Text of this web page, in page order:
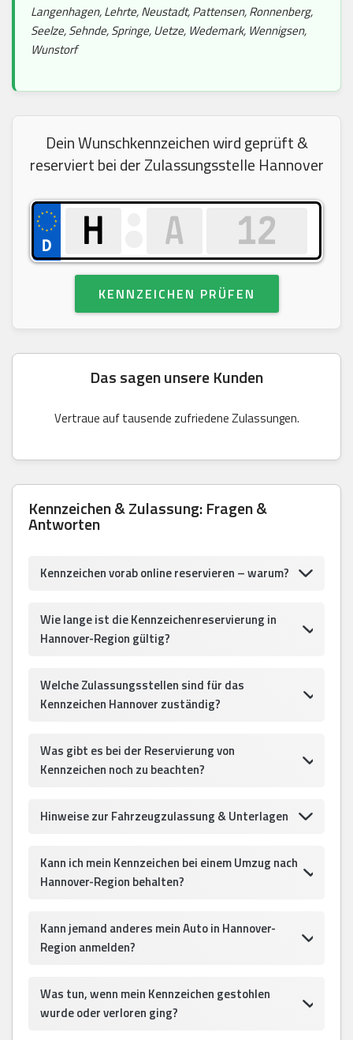
Langenhagen, Lehrte, Neustadt, Pattensen, Ronnenberg,
Seelze, Sehnde, Springe, Uetze, Wedemark, Wennigsen,
Wunstorf
Dein Wunschkennzeichen wird geprüft &
reserviert bei der Zulassungsstelle Hannover
KENNZEICHEN PRÜFEN
Das sagen unsere Kunden
Vertraue auf tausende zufriedene Zulassungen.
Kennzeichen & Zulassung: Fragen &
Antworten
Kennzeichen vorab online reservieren – warum?
Wie lange ist die Kennzeichenreservierung in
Hannover-Region gültig?
Welche Zulassungsstellen sind für das
Kennzeichen Hannover zuständig?
Was gibt es bei der Reservierung von
Kennzeichen noch zu beachten?
Hinweise zur Fahrzeugzulassung & Unterlagen
Kann ich mein Kennzeichen bei einem Umzug nach
Hannover-Region behalten?
Kann jemand anderes mein Auto in Hannover-
Region anmelden?
Was tun, wenn mein Kennzeichen gestohlen
wurde oder verloren ging?